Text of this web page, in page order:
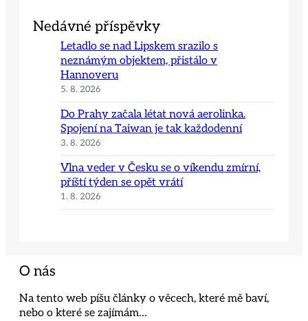
Nedávné příspěvky
Letadlo se nad Lipskem srazilo s
neznámým objektem, přistálo v
Hannoveru
5. 8. 2026
Do Prahy začala létat nová aerolinka.
Spojení na Taiwan je tak každodenní
3. 8. 2026
Vlna veder v Česku se o víkendu zmírní,
příští týden se opět vrátí
1. 8. 2026
O nás
Na tento web píšu články o věcech, které mě baví,
nebo o které se zajímám…